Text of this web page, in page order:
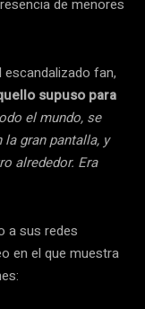
de menores
escandalizado fan,
supuso para
el mundo, se
gran pantalla, y
alrededor. Era
a sus redes
en el que muestra